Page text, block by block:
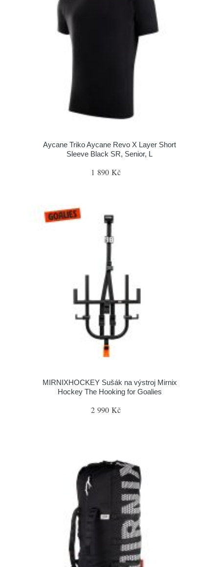
Aycane Triko Aycane Revo X Layer Short
Sleeve Black SR, Senior, L
1 890 Kč
MIRNIXHOCKEY Sušák na výstroj Mirnix
Hockey The Hooking for Goalies
2 990 Kč